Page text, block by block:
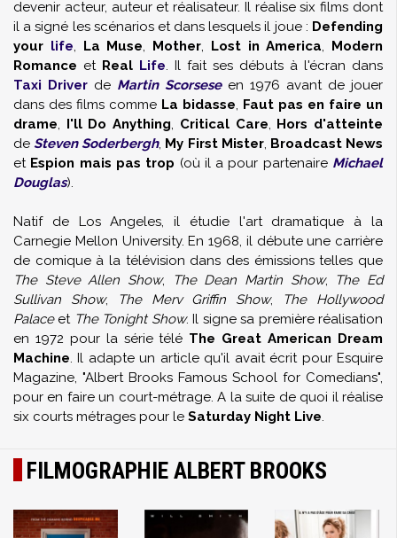
devenir acteur, auteur et réalisateur. Il réalise six films dont
il a signé les scénarios et dans lesquels il joue : Defending
your life, La Muse, Mother, Lost in America, Modern
Romance et Real Life. Il fait ses débuts à l'écran dans
Taxi Driver de Martin Scorseseen 1976 avant de jouer
dans des films comme La bidasse, Faut pas en faire un
drame, I'll Do Anything, Critical Care, Hors d'atteinte
deSteven Soderbergh, My First Mister, Broadcast News
et Espion mais pas trop (où il a pour partenaire Michael
Douglas).
Natif de Los Angeles, il étudie l'art dramatique à la
Carnegie Mellon University. En 1968, il débute une carrière
de comique à la télévision dans des émissions telles que
The Steve Allen Show, The Dean Martin Show, The Ed
Sullivan Show, The Merv Griffin Show,
The Hollywood
Palaceet The Tonight Show. Il signe sa première réalisation
en 1972 pour la série télé The Great American Dream
Machine. Il adapte un article qu'il avait écrit pour Esquire
Magazine, "Albert Brooks Famous School for Comedians",
pour en faire un court-métrage. A la suite de quoi il réalise
six courts métrages pour le Saturday Night Live.
FILMOGRAPHIE ALBERT BROOKS